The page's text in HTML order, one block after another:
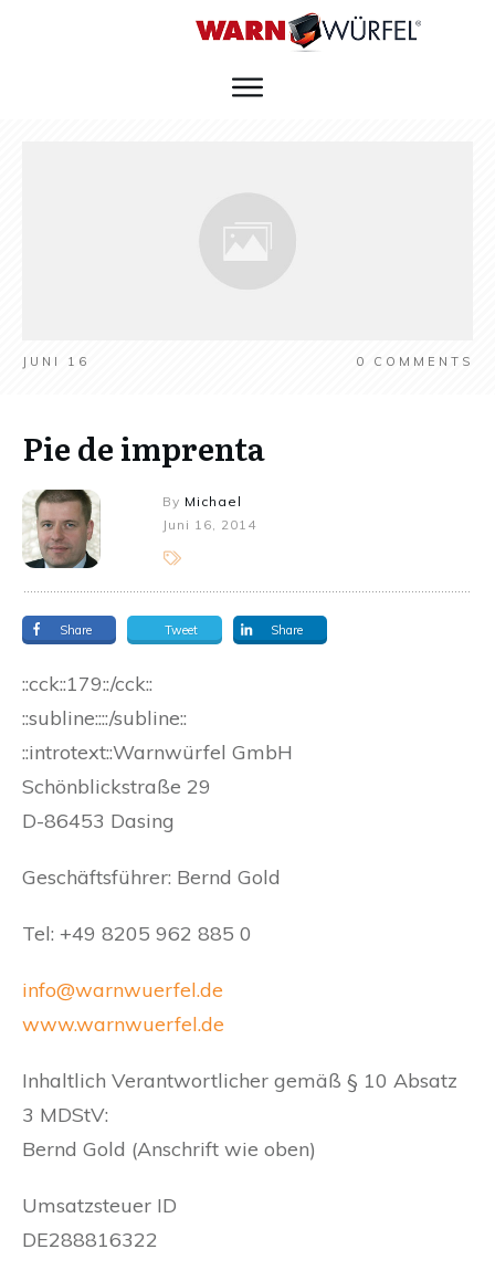
JUNI 16 0 COMMENTS
Pie de imprenta
By Michael
Juni 16, 2014
Share Tweet Share
::cck::179::/cck::
::subline::::/subline::
::introtext::Warnwürfel GmbH
Schönblickstraße 29
D-86453 Dasing
Geschäftsführer: Bernd Gold
Tel: +49 8205 962 885 0
info@warnwuerfel.de
www.warnwuerfel.de
Inhaltlich Verantwortlicher gemäß § 10 Absatz
3 MDStV:
Bernd Gold (Anschrift wie oben)
Umsatzsteuer ID
DE288816322